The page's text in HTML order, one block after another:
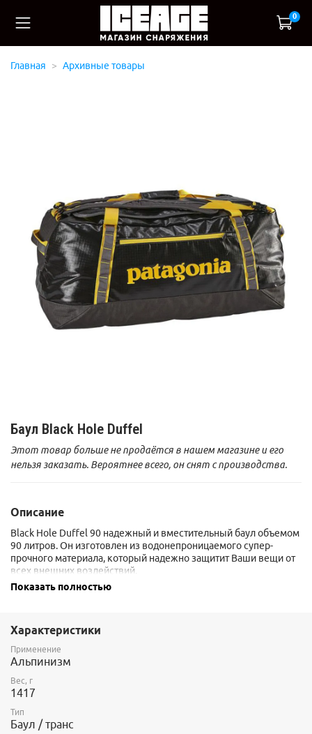
0
Главная Архивные товары
Баул Black Hole Duffel
Этот товар больше не продаётся в нашем магазине и его
нельзя заказать. Вероятнее всего, он снят с производства.
Описание
Black Hole Duffel 90 надежный и вместительный баул объемом
90 литров. Он изготовлен из водонепроницаемого супер-
прочного материала, который надежно защитит Ваши вещи от
всех внешних воздействий.
Удобный и быстрый доступ к содержимому сумки возможен
Внешний карман на молнии для необходимых под рукой
вещей.
Компрессионные ремни надежно удержат содержимое
Отличный вариант для дальних путешествий.
Показать полностью
Характеристики
Применение
Альпинизм
Вес, г
1417
Тип
Баул / транс